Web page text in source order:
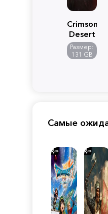
Crimson
Desert
Размер:
131 GB
Самые